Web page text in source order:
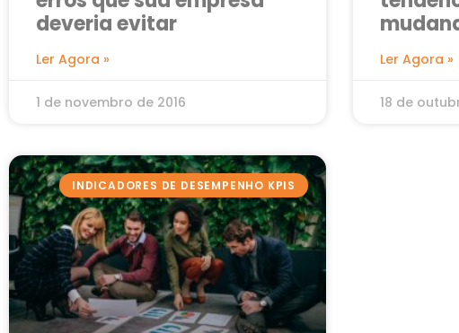
deveria evitar
Ler Agora »
1 de novembro de 2016
Ler Agora »
18 de
INDICADORES DE DESEMPENHO KPIS